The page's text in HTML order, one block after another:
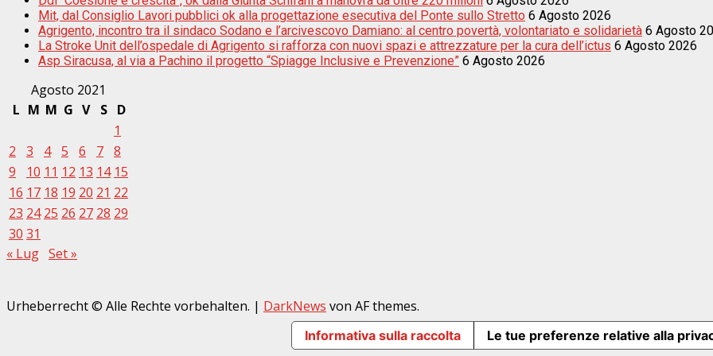
Mit, dal Consiglio Lavori pubblici ok alla progettazione esecutiva del Ponte sullo Stretto 6 Agosto 2026
Agrigento, incontro tra il sindaco Sodano e l’arcivescovo Damiano: al centro povertà, volontariato e solidarietà 6 Agosto
La Stroke Unit dell’ospedale di Agrigento si rafforza con nuovi spazi e attrezzature per la cura dell’ictus 6 Agosto 2026
Asp Siracusa, al via a Pachino il progetto “Spiagge Inclusive e Prevenzione” 6 Agosto 2026
Agosto 2021
L M M G V S
D
1
2
3 4 5 6 7 8
9
10 11 12 13 14 15
16 17 18 19 20 21 22
23 24 25 26 27 28 29
30 31
« Lug Set »
Urheberrecht © Alle Rechte vorbehalten. | DarkNews von AF themes.
Informativa sulla raccolta Le tue preferenze relative alla